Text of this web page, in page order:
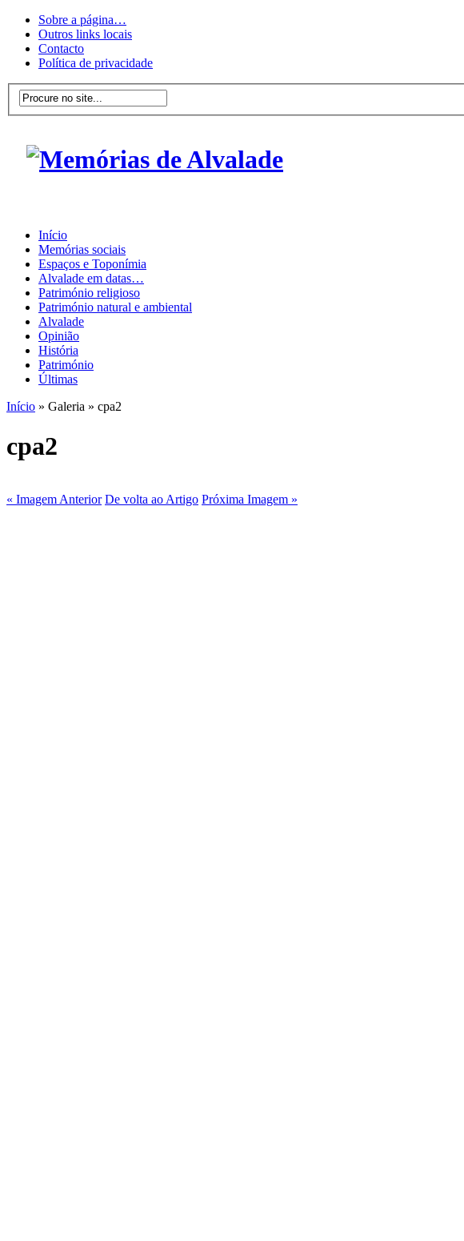
Sobre a página…
Outros links locais
Contacto
Política de privacidade
Início
Memórias sociais
Espaços e Toponímia
Alvalade em datas…
Património religioso
Património natural e ambiental
Alvalade
Opinião
História
Património
Últimas
Início » Galeria » cpa2
cpa2
« Imagem Anterior De volta ao Artigo Próxima Imagem »